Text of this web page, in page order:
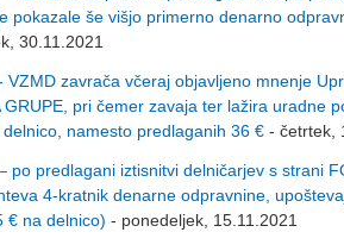
pokazale še višjo primerno denarno
30.11.2021
VZMD zavrača včeraj objavljeno mnenje
GRUPE, pri čemer zavaja ter lažira uradne
namesto predlaganih 36 € - četrtek,
po predlagani iztisnitvi delničarjev s strani
4-kratnik denarne odpravnine,
€ na delnico) - ponedeljek, 15.11.2021